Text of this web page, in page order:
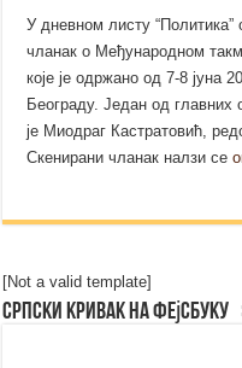
У дневном листу “Политика”
чланак о Међународном
које је одржано од 7-8 јуна
Београду. Један од главних
је Миодраг Кастратовић,
Скенирани чланак налзи се
[Not a valid template]
Српски Кривак на Фејсбуку